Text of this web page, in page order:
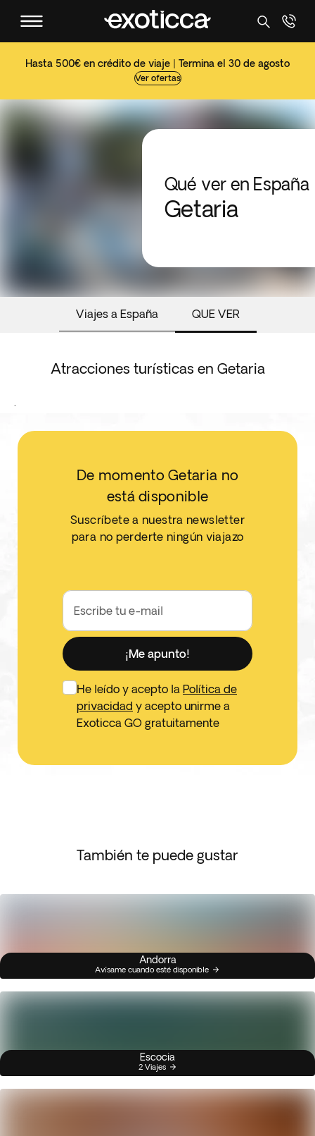
Hasta 500€ en crédito de viaje | Termina el 30 de agosto
Ver ofertas
Qué ver en España
Getaria
Viajes a España QUE VER
Atracciones turísticas en Getaria
.
De momento Getaria no
está disponible
Suscríbete a nuestra newsletter
para no perderte ningún viajazo
Escribe tu e-mail
¡Me apunto!
He leído y acepto la Política de
privacidad y acepto unirme a
Exoticca GO gratuitamente
También te puede gustar
Andorra
Avísame cuando esté disponible
Escocia
2 Viajes